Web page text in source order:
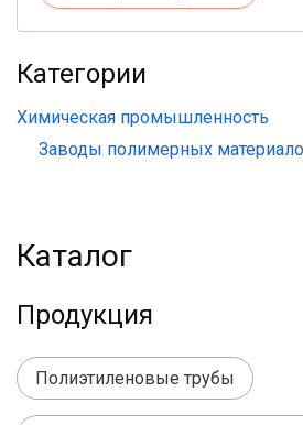
Категории
Химическая промышленность
Заводы полимерных
Каталог
Продукция
Полиэтиленовые трубы